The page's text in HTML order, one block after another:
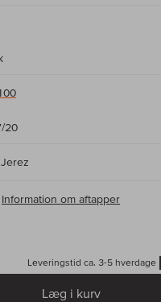
20
Information om aftapper
Leveringstid ca. 3-5 hverdage
Læg i kurv